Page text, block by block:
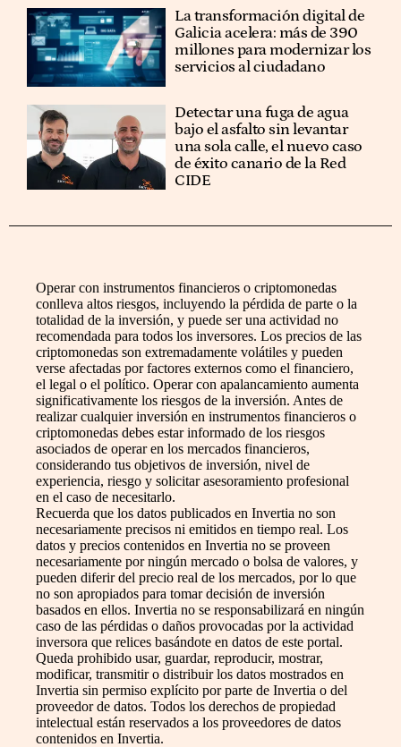
La transformación digital de
Galicia acelera: más de 390
millones para modernizar los
servicios al ciudadano
Detectar una fuga de agua
bajo el asfalto sin levantar
una sola calle, el nuevo caso
de éxito canario de la Red
CIDE
Operar con instrumentos financieros o criptomonedas
conlleva altos riesgos, incluyendo la pérdida de parte o la
totalidad de la inversión, y puede ser una actividad no
recomendada para todos los inversores. Los precios de las
criptomonedas son extremadamente volátiles y pueden
verse afectadas por factores externos como el financiero,
el legal o el político. Operar con apalancamiento aumenta
significativamente los riesgos de la inversión. Antes de
realizar cualquier inversión en instrumentos financieros o
criptomonedas debes estar informado de los riesgos
asociados de operar en los mercados financieros,
considerando tus objetivos de inversión, nivel de
experiencia, riesgo y solicitar asesoramiento profesional
en el caso de necesitarlo.
Recuerda que los datos publicados en Invertia no son
necesariamente precisos ni emitidos en tiempo real. Los
datos y precios contenidos en Invertia no se proveen
necesariamente por ningún mercado o bolsa de valores, y
pueden diferir del precio real de los mercados, por lo que
no son apropiados para tomar decisión de inversión
basados en ellos. Invertia no se responsabilizará en ningún
caso de las pérdidas o daños provocadas por la actividad
inversora que relices basándote en datos de este portal.
Queda prohibido usar, guardar, reproducir, mostrar,
modificar, transmitir o distribuir los datos mostrados en
Invertia sin permiso explícito por parte de Invertia o del
proveedor de datos. Todos los derechos de propiedad
intelectual están reservados a los proveedores de datos
contenidos en Invertia.